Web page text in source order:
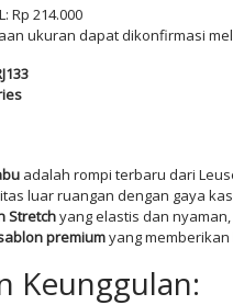
Rp 214.000
ukuran dapat dikonfirmasi
adalah rompi terbaru dari
luar ruangan dengan gaya
Stretchyang elastis dan
premiumyang
Keunggulan: